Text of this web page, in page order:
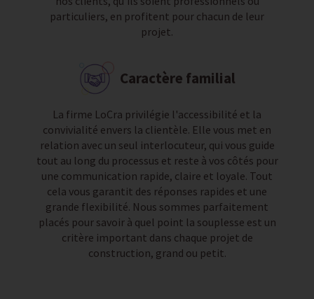
particuliers, en profitent pour chacun de leur
projet.
Caractère familial
La firme LoCra privilégie l'accessibilité et la
convivialité envers la clientèle. Elle vous met en
relation avec un seul interlocuteur, qui vous guide
tout au long du processus et reste à vos côtés pour
une communication rapide, claire et loyale. Tout
cela vous garantit des réponses rapides et une
grande flexibilité. Nous sommes parfaitement
placés pour savoir à quel point la souplesse est un
critère important dans chaque projet de
construction, grand ou petit.